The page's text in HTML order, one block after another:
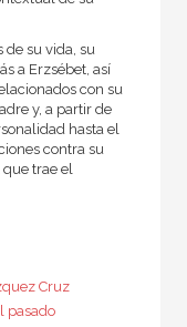
de su vida, su
a Erzsébet, así
con su
y, a partir de
hasta el
contra su
trae el
Cruz
pasado